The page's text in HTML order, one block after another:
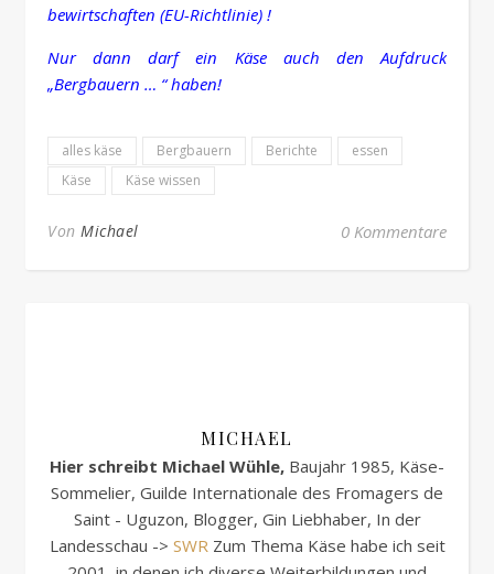
bewirtschaften (EU-Richtlinie) !
Nur dann darf ein Käse auch den Aufdruck
„Bergbauern … “ haben!
alles käse Bergbauern Berichte
essen
Käse
Käse wissen
Von Michael 0 Kommentare
MICHAEL
Hier schreibt Michael Wühle, Baujahr 1985, Käse-
Sommelier, Guilde Internationale des Fromagers de
Saint - Uguzon, Blogger, Gin Liebhaber, In der
Landesschau -> SWRZum Thema Käse habe ich seit